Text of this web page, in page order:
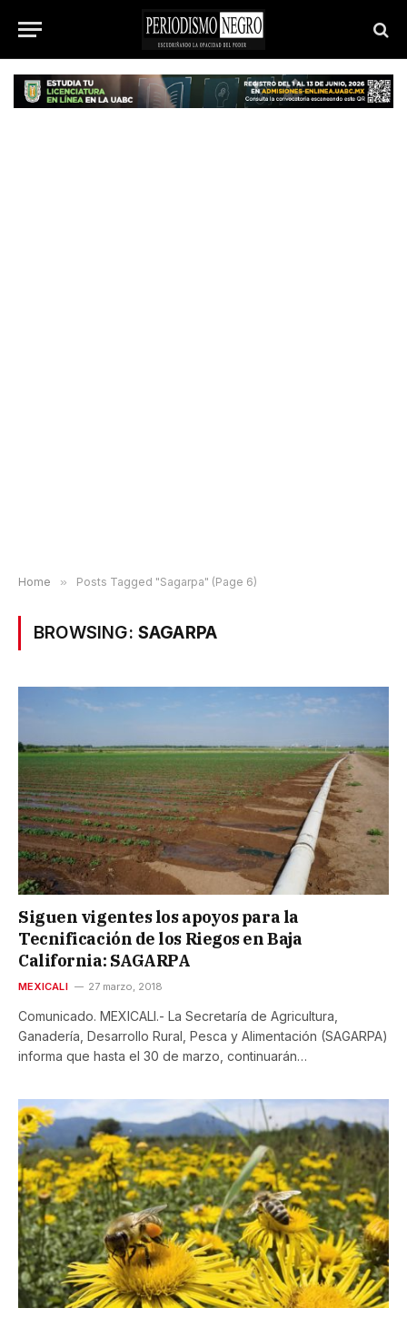
Home » Posts Tagged "Sagarpa" (Page 6)
BROWSING: SAGARPA
Siguen vigentes los apoyos para la
Tecnificación de los Riegos en Baja
California: SAGARPA
MEXICALI 27 marzo, 2018
Comunicado. MEXICALI.- La Secretaría de Agricultura,
Ganadería, Desarrollo Rural, Pesca y Alimentación (SAGARPA)
informa que hasta el 30 de marzo, continuarán…